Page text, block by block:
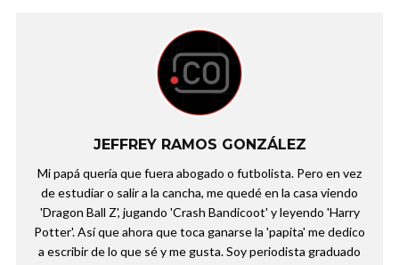
JEFFREY RAMOS GONZÁLEZ
Mi papá quería que fuera abogado o futbolista. Pero en vez
de estudiar o salir a la cancha, me quedé en la casa viendo
'Dragon Ball Z', jugando 'Crash Bandicoot' y leyendo 'Harry
Potter'. Así que ahora que toca ganarse la 'papita' me dedico
a escribir de lo que sé y me gusta. Soy periodista graduado